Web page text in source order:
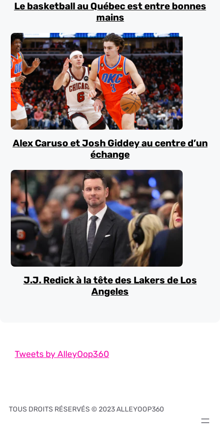
Le basketball au Québec est entre bonnes
mains
Alex Caruso et Josh Giddey au centre d’un
échange
J.J. Redick à la tête des Lakers de Los
Angeles
Tweets by AlleyOop360
TOUS DROITS RÉSERVÉS © 2023 ALLEYOOP360